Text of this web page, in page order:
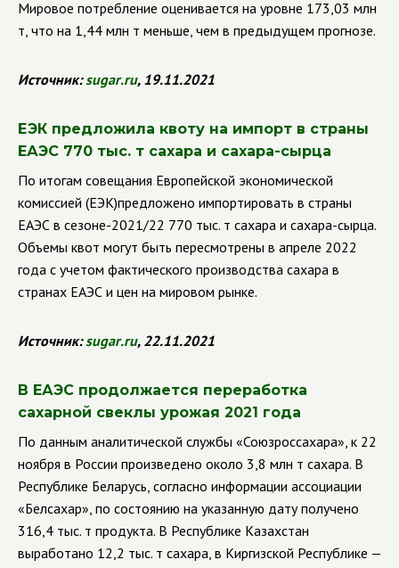
Мировое потребление оценивается на уровне 173,03 млн
т, что на 1,44 млн т меньше, чем в предыдущем прогнозе.
Источник:sugar.ru, 19.11.2021
ЕЭК предложила квоту на импорт в страны
ЕАЭС 770 тыс. т сахара и сахара-сырца
По итогам совещания Европейской экономической
комиссией (ЕЭК)предложено импортировать в страны
ЕАЭС в сезоне-2021/22 770 тыс. т сахара и сахара-сырца.
Объемы квот могут быть пересмотрены в апреле 2022
года с учетом фактического производства сахара в
странах ЕАЭС и цен на мировом рынке.
Источник:sugar.ru, 22.11.2021
В ЕАЭС продолжается переработка
сахарной свеклы урожая 2021 года
По данным аналитической службы «Союзроссахара», к 22
ноября в России произведено около 3,8 млн т сахара. В
Республике Беларусь, согласно информации ассоциации
«Белсахар», по состоянию на указанную дату получено
316,4 тыс. т продукта. В Республике Казахстан
выработано 12,2 тыс. т сахара, в Киргизской Республике —